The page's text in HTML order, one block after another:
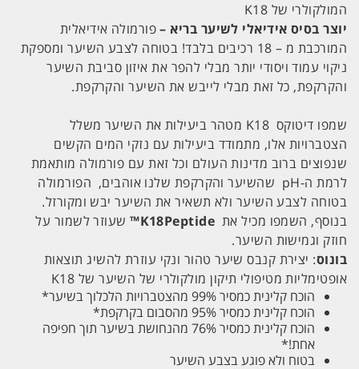
המולקולרי של K18
יוצר בסיס אידיאלי לשיער בריא –פורמולה אידיאלית
המורכבת מ – 18 רכיבים בלבד! בטוחה לצבע השיער ומספקת
ניקוי עמוד ויסודי יותר מבלי להפר את איזון סביבת השיער
והקרקפת, כל זאת מבלי לייבש את השיער והקרקפת.
שמפו דיטוקס K18 מטהר ביעילות את השיער משלל
הצטברויות אלו, מתמודד ביעילות עם נזקי המים הקשים
שנפוצים ברוב מדינות העולם וכל זאת עם פורמולה מותאמת
לרמת ה-pH שהשיער והקרקפת שלנו אוהבים, הפורמולה
בטוחה לצבע השיער ולא תשאיר את השיער יבש ומקורזל.
בנוסף, השמפו מכיל את K18Peptide™
שעוזר לשמור על
חוזק וגמישות השיער.
בונוס: יצירת קנבס שיער טהור ונקי עוזרת להשיג תוצאות
אופטימליות מטיפולי תיקון מולקולרי של השיער של K18
הוכח קלינית כמסיר 99% מהצטברויות הלכלוך בשיער*
הוכח קלינית כמסיר 95% מהסבום בקרקפת*
הוכח קלינית כמסיר 76% מהנחושת בשיער תוך חפיפה
אחת!*
בטוח ולא פוגע בצבע השיער